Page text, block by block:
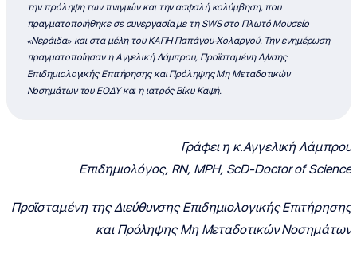
την πρόληψη των πνιγμών και την ασφαλή κολύμβηση, που
πραγματοποιήθηκε σε συνεργασία με τη SWS στο Πλωτό Μουσείο
«Νεράιδα» και στα μέλη του ΚΑΠΗ Παπάγου-Χολαργού. Την ενημέρωση
πραγματοποίησαν η Αγγελική Λάμπρου, Προϊσταμένη Δ/νσης
Επιδημιολογικής Επιτήρησης και Πρόληψης Μη Μεταδοτικών
Νοσημάτων του ΕΟΔΥ και η ιατρός Βίκυ Καψή.
Γράφει η κ.Αγγελική Λάμπρου
Eπιδημιολόγος, RN, MPH, ScD-Doctor of Science
Προϊσταμένη της Διεύθυνσης Επιδημιολογικής Επιτήρησης
και Πρόληψης Μη Μεταδοτικών Νοσημάτων